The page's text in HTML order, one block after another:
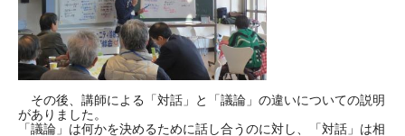
その後、講師による「対話」と「議論」の違いについての説明
がありました。
「議論」は何かを決めるために話し合うのに対し、「対話」は相